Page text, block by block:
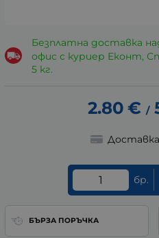
Безплатна доставка
офис с куриер Еконт,
5 кг.
2.80 € /
бр.
БЪРЗА ПОРЪЧКА